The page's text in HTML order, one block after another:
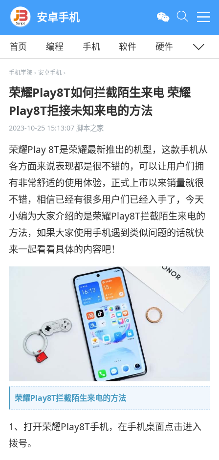
安卓手机
首页 编程 手机 软件
硬件
教程
平面
手机学院> 安卓手机>
荣耀Play8T如何拦截陌生来电 荣耀
Play8T拒接未知来电的方法
2023-10-25 15:13:07脚本之家
荣耀Play 8T是荣耀最新推出的机型，这款手机从
各方面来说表现都是很不错的，可以让用户们拥
有非常舒适的使用体验，正式上市以来销量就很
不错，相信已经有很多用户们已经入手了，今天
小编为大家介绍的是荣耀Play8T拦截陌生来电的
方法，如果大家使用手机遇到类似问题的话就快
来一起看看具体的内容吧！
荣耀Play8T拦截陌生来电的方法
1、打开荣耀Play8T手机，在手机桌面点击进入
拨号。